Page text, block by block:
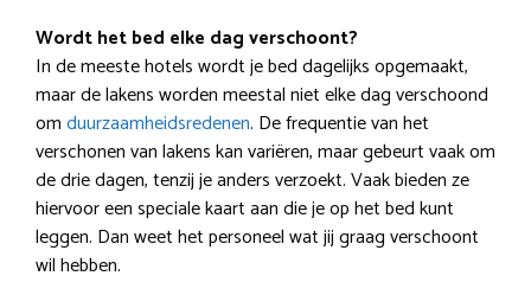
Wordt het bed elke dag verschoont?
In de meeste hotels wordt je bed dagelijks opgemaakt,
maar de lakens worden meestal niet elke dag verschoond
omduurzaamheidsredenen. De frequentie van het
verschonen van lakens kan variëren, maar gebeurt vaak om
de drie dagen, tenzij je anders verzoekt. Vaak bieden ze
hiervoor een speciale kaart aan die je op het bed kunt
leggen. Dan weet het personeel wat jij graag verschoont
wil hebben.